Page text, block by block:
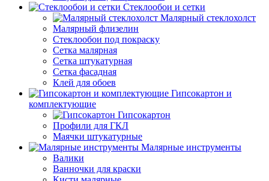
Стеклообои и сетки
Малярный стеклохолст
Малярный флизелин
Стеклообои под покраску
Сетка малярная
Сетка штукатурная
Сетка фасадная
Клей для обоев
Гипсокартон и
комплектующие
Гипсокартон
Профили для ГКЛ
Маячки штукатурные
Малярные инструменты
Валики
Ванночки для краски